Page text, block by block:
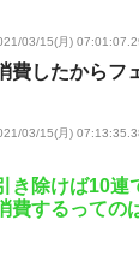
03/15(月)
費したからフ
03/15(月)
き除けば10連
費するっての